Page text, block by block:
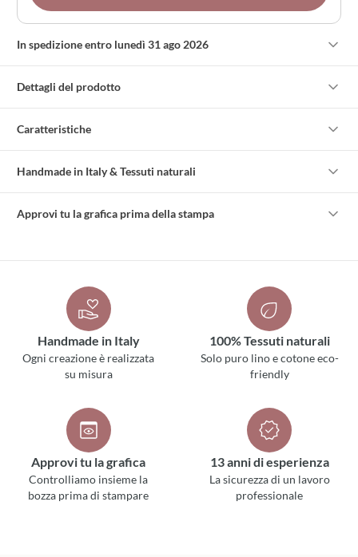
In spedizione entro lunedì 31 ago 2026
Dettagli del prodotto
Caratteristiche
Handmade in Italy & Tessuti naturali
Approvi tu la grafica prima della stampa
Handmade in Italy
Ogni creazione è realizzata
su misura
100% Tessuti naturali
Solo puro lino e cotone eco-
friendly
Approvi tu la grafica
Controlliamo insieme la
bozza prima di stampare
13 anni di esperienza
La sicurezza di un lavoro
professionale